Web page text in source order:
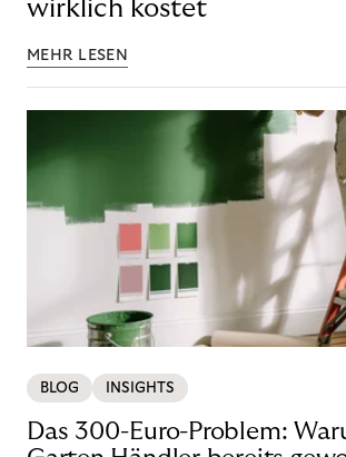
wirklich kostet
MEHR LESEN
BLOG INSIGHTS
Das 300-Euro-Problem: